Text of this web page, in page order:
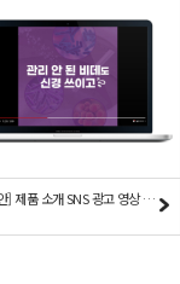
[루루안] 제품 소개 SNS 광고 영상 - 타이포그래픽 편